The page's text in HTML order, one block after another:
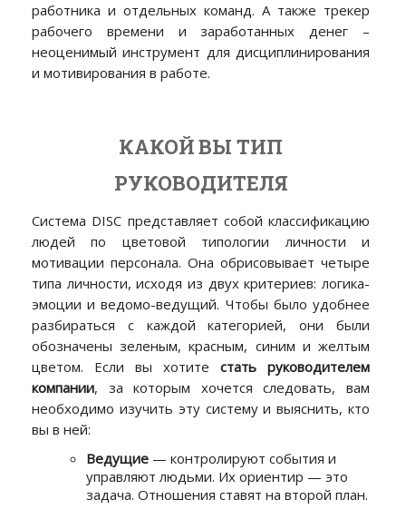
работника и отдельных команд. А также трекер
рабочего времени и заработанных денег –
неоценимый инструмент для дисциплинирования
и мотивирования в работе.
КАКОЙ ВЫ ТИП
РУКОВОДИТЕЛЯ
Система DISC представляет собой классификацию
людей по цветовой типологии личности и
мотивации персонала. Она обрисовывает четыре
типа личности, исходя из двух критериев: логика-
эмоции и ведомо-ведущий. Чтобы было удобнее
разбираться с каждой категорией, они были
обозначены зеленым, красным, синим и желтым
цветом. Если вы хотите стать руководителем
компании, за которым хочется следовать, вам
необходимо изучить эту систему и выяснить, кто
вы в ней:
Ведущие — контролируют события и
управляют людьми. Их ориентир — это
задача. Отношения ставят на второй план.